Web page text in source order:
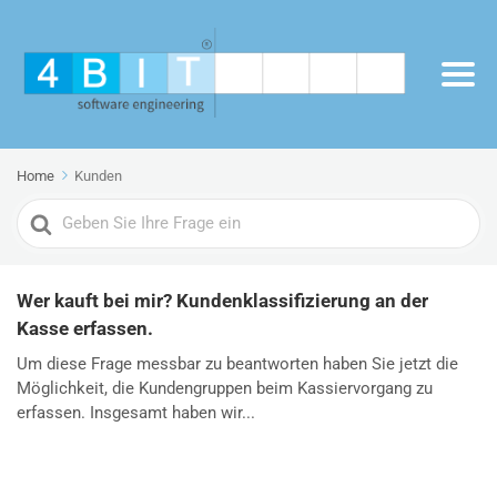
Home Kunden
Search
For
Wer kauft bei mir? Kundenklassifizierung an der
Kasse erfassen.
Um diese Frage messbar zu beantworten haben Sie jetzt die
Möglichkeit, die Kundengruppen beim Kassiervorgang zu
erfassen. Insgesamt haben wir...